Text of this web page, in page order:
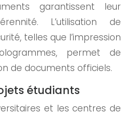
garantissent leur
L’utilisation de
telles que l’impression
permet de
de documents officiels.
étudiants
et les centres de